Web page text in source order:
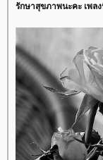
รักษาสุขภาพนะคะ เพล